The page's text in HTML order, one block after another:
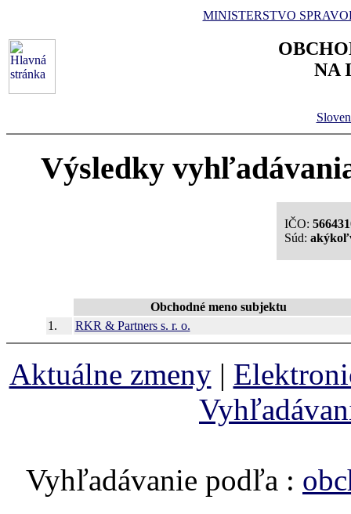
MINISTERSTVO
NA
Výsledky
IČO:
Súd:
Obchodné meno subjektu
1.
RKR & Partners s. r. o.
Aktuálne zmeny|
Vyhľadávanie podľa :